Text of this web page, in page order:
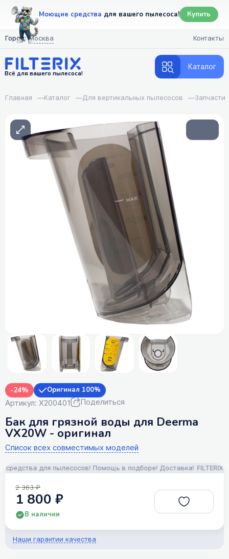
Моющие средства для вашего пылесоса! Купить
Город: Москва Контакты
Всё для вашего пылесоса!
Каталог
Главная —Каталог —Для вертикальных пылесосов —Запчасти
-24% Оригинал 100%
Артикул: X200401 Поделиться
Бак для грязной воды для Deerma
VX20W - оригинал
Список всех совместимых моделей
для пылесосов! Помощь в подборе! Доставка! FILTERIX —
2 363 ₽
1 800 ₽
В наличии
Наши гарантии качества